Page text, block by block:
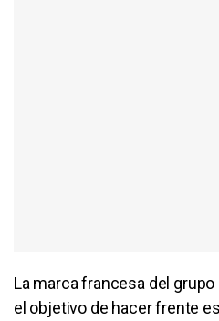
La marca francesa del
el objetivo de hacer frente